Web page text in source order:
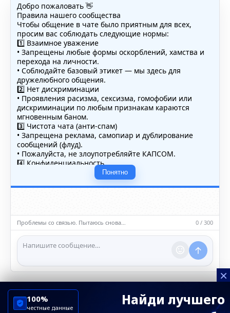
Добро пожаловать 👋
Правила нашего сообщества
Чтобы общение в чате было приятным для всех,
просим вас соблюдать следующие нормы:
1️⃣ Взаимное уважение
• Запрещены любые формы оскорблений, хамства и
перехода на личности.
• Соблюдайте базовый этикет — мы здесь для
дружелюбного общения.
2️⃣ Нет дискриминации
• Проявления расизма, сексизма, гомофобии или
дискриминации по любым признакам караются
мгновенным баном.
3️⃣ Чистота чата (анти-спам)
• Запрещена реклама, самопиар и дублирование
сообщений (флуд).
• Пожалуйста, не злоупотребляйте КАПСОМ.
4️⃣ Конфиденциальность
• Не публикуйте личные данные — свои или чужие
(телефоны, адреса, документы).
5️⃣ Уместность контента
насилию.
ℹ️ Модераторы и администраторы вправе удалять
сообщения и ограничивать доступ к чату при
нарушении правил.
Понятно
Проблемы со связью. Пытаюсь снова… 0 / 300
×
Найди лучшего
100%
честные данные